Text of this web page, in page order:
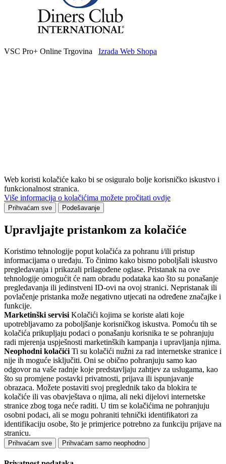
VSC Pro+ Online Trgovina Izrada Web Shopa
Web koristi kolačiće kako bi se osiguralo bolje korisničko iskustvo i
funkcionalnost stranica.
Više informacija o kolačićima možete pročitati ovdje
Prihvaćam sve Podešavanje
Upravljajte pristankom za kolačiće
Koristimo tehnologije poput kolačića za pohranu i/ili pristup
informacijama o uređaju. To činimo kako bismo poboljšali iskustvo
pregledavanja i prikazali prilagođene oglase. Pristanak na ove
tehnologije omogućit će nam obradu podataka kao što su ponašanje
pregledavanja ili jedinstveni ID-ovi na ovoj stranici. Nepristanak ili
povlačenje pristanka može negativno utjecati na određene značajke i
funkcije.
Marketinški servisi Kolačići kojima se koriste alati koje
upotrebljavamo za poboljšanje korisničkog iskustva. Pomoću tih se
kolačića prikupljaju podaci o ponašanju korisnika te se pohranjuju
radi mjerenja uspješnosti marketinških kampanja i upravljanja njima.
Neophodni kolačići Ti su kolačići nužni za rad internetske stranice i
nije ih moguće isključiti. Oni se obično pohranjuju samo kao
odgovor na vaše radnje koje predstavljaju zahtjev za uslugama, kao
što su promjene postavki privatnosti, prijava ili ispunjavanje
obrazaca. Možete postaviti svoj preglednik tako da blokira te
kolačiće ili vas obavještava o njima, ali neki dijelovi internetske
stranice zbog toga neće raditi. U tim se kolačićima ne pohranjuju
osobni podaci, ali se mogu pohraniti tehnički identifikatori za
identifikaciju osobe, što je primjerice potrebno za funkciju prijave na
stranicu.
Prihvaćam sve Prihvaćam samo neophodno